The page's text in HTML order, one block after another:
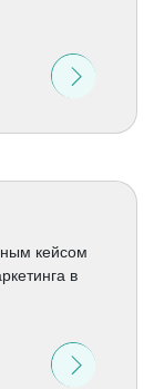
кейсом
в